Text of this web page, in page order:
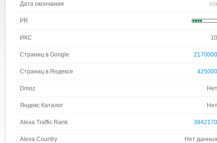
Дата окончания n/a
PR
ИКС 10
Страниц в Google 2170000
Страниц в Яндексе 425000
Dmoz Нет
Яндекс Каталог Нет
Alexa Traffic Rank 3842170
Alexa Country Нет данных